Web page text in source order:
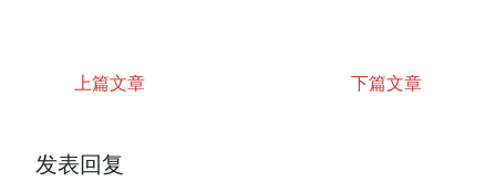
上篇文章 下篇文章
发表回复